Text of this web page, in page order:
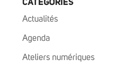
CATÉGORIES
Actualités
Agenda
Ateliers numériques